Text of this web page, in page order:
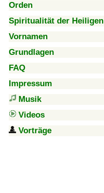
Orden
Spiritualität der Heiligen
Vornamen
Grundlagen
FAQ
Impressum
Musik
Videos
Vorträge